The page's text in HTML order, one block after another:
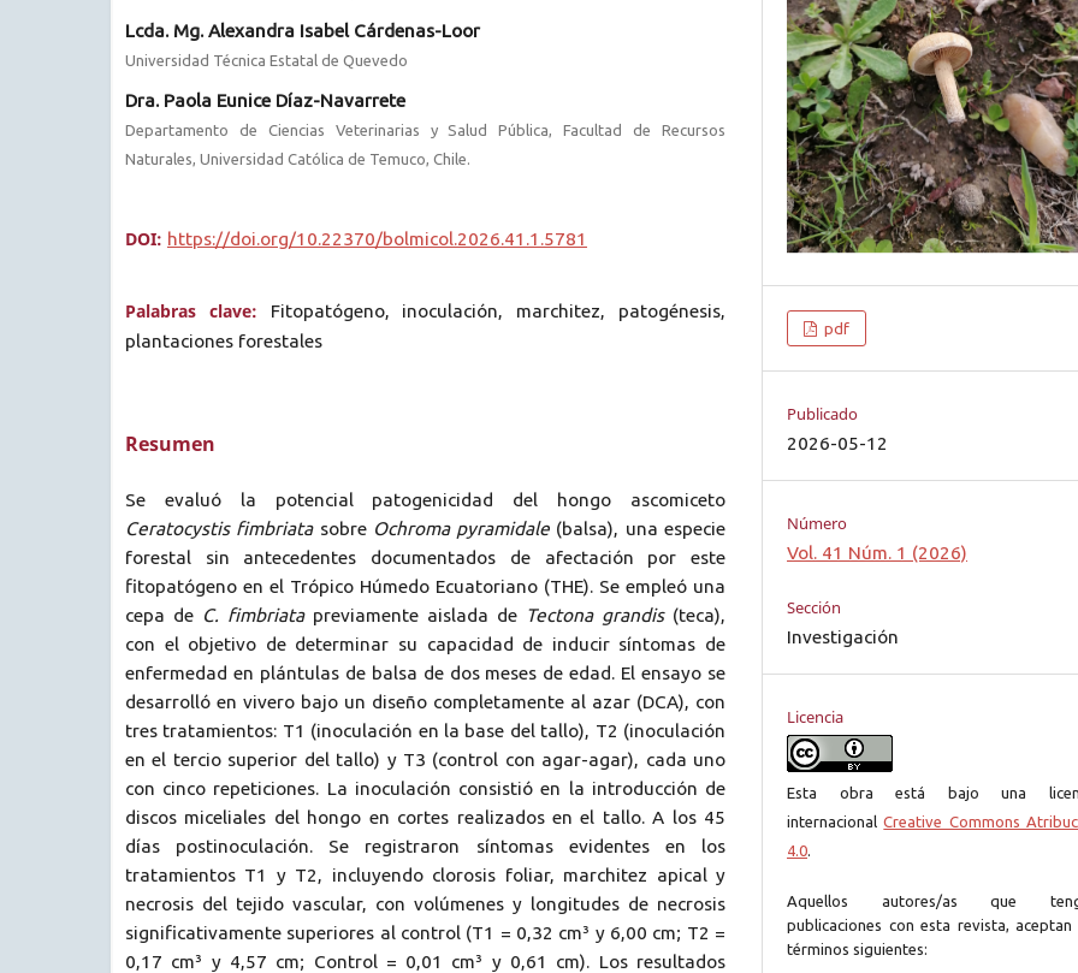
Lcda. Mg. Alexandra Isabel Cárdenas-Loor
Universidad Técnica Estatal de Quevedo
Dra. Paola Eunice Díaz-Navarrete
Departamento de Ciencias Veterinarias y Salud Pública, Facultad de Recursos
Naturales, Universidad Católica de Temuco, Chile.
DOI: https://doi.org/10.22370/bolmicol.2026.41.1.5781
Palabras clave:
Fitopatógeno, inoculación, marchitez, patogénesis,
plantaciones forestales
Resumen
Se evaluó la potencial patogenicidad del hongo ascomiceto
Ceratocystis fimbriatasobre Ochroma pyramidale (balsa), una especie
forestal sin antecedentes documentados de afectación por este
fitopatógeno en el Trópico Húmedo Ecuatoriano (THE). Se empleó una
cepa de C. fimbriatapreviamente aislada de Tectona grandis(teca),
con el objetivo de determinar su capacidad de inducir síntomas de
enfermedad en plántulas de balsa de dos meses de edad. El ensayo se
desarrolló en vivero bajo un diseño completamente al azar (DCA), con
tres tratamientos: T1 (inoculación en la base del tallo), T2 (inoculación
en el tercio superior del tallo) y T3 (control con agar-agar), cada uno
con cinco repeticiones. La inoculación consistió en la introducción de
discos miceliales del hongo en cortes realizados en el tallo. A los 45
días postinoculación. Se registraron síntomas evidentes en los
tratamientos T1 y T2, incluyendo clorosis foliar, marchitez apical y
necrosis del tejido vascular, con volúmenes y longitudes de necrosis
significativamente superiores al control (T1 = 0,32 cm³ y 6,00 cm; T2 =
0,17 cm³ y 4,57 cm; Control = 0,01 cm³ y 0,61 cm). Los resultados
pdf
Publicado
2026-05-12
Número
Vol. 41 Núm. 1 (2026)
Sección
Investigación
Licencia
Esta obra está bajo una
internacionalCreative Commons
4.0
Aquellos autores/as que
publicaciones con esta revista, aceptan
términos siguientes: